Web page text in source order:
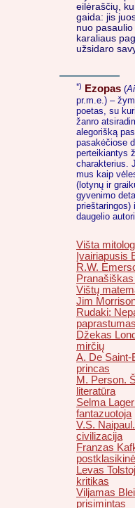
eilėraščių,
gaida: jis
nuo
karaliaus
užsidaro
*) Ezopas (
pr.m.e.) –
poetas, su
žanro
alegorišką
pasakėčiose
perteikiantys
charakterius.
mus kaip
(lotynų ir
gyvenimo
prieštaringos)
daugelio
Višta
Įvairiapusis
R.W.
Vištų
Jim
Rudaki:
paprastumas
Džekas
mirčių
A. De Saint-
princas
M. Person.
literatūra
Selma
fantazuotoja
V.S.
civilizacija
Franzas
Levas
kritikas
Viljamas
prisimintas